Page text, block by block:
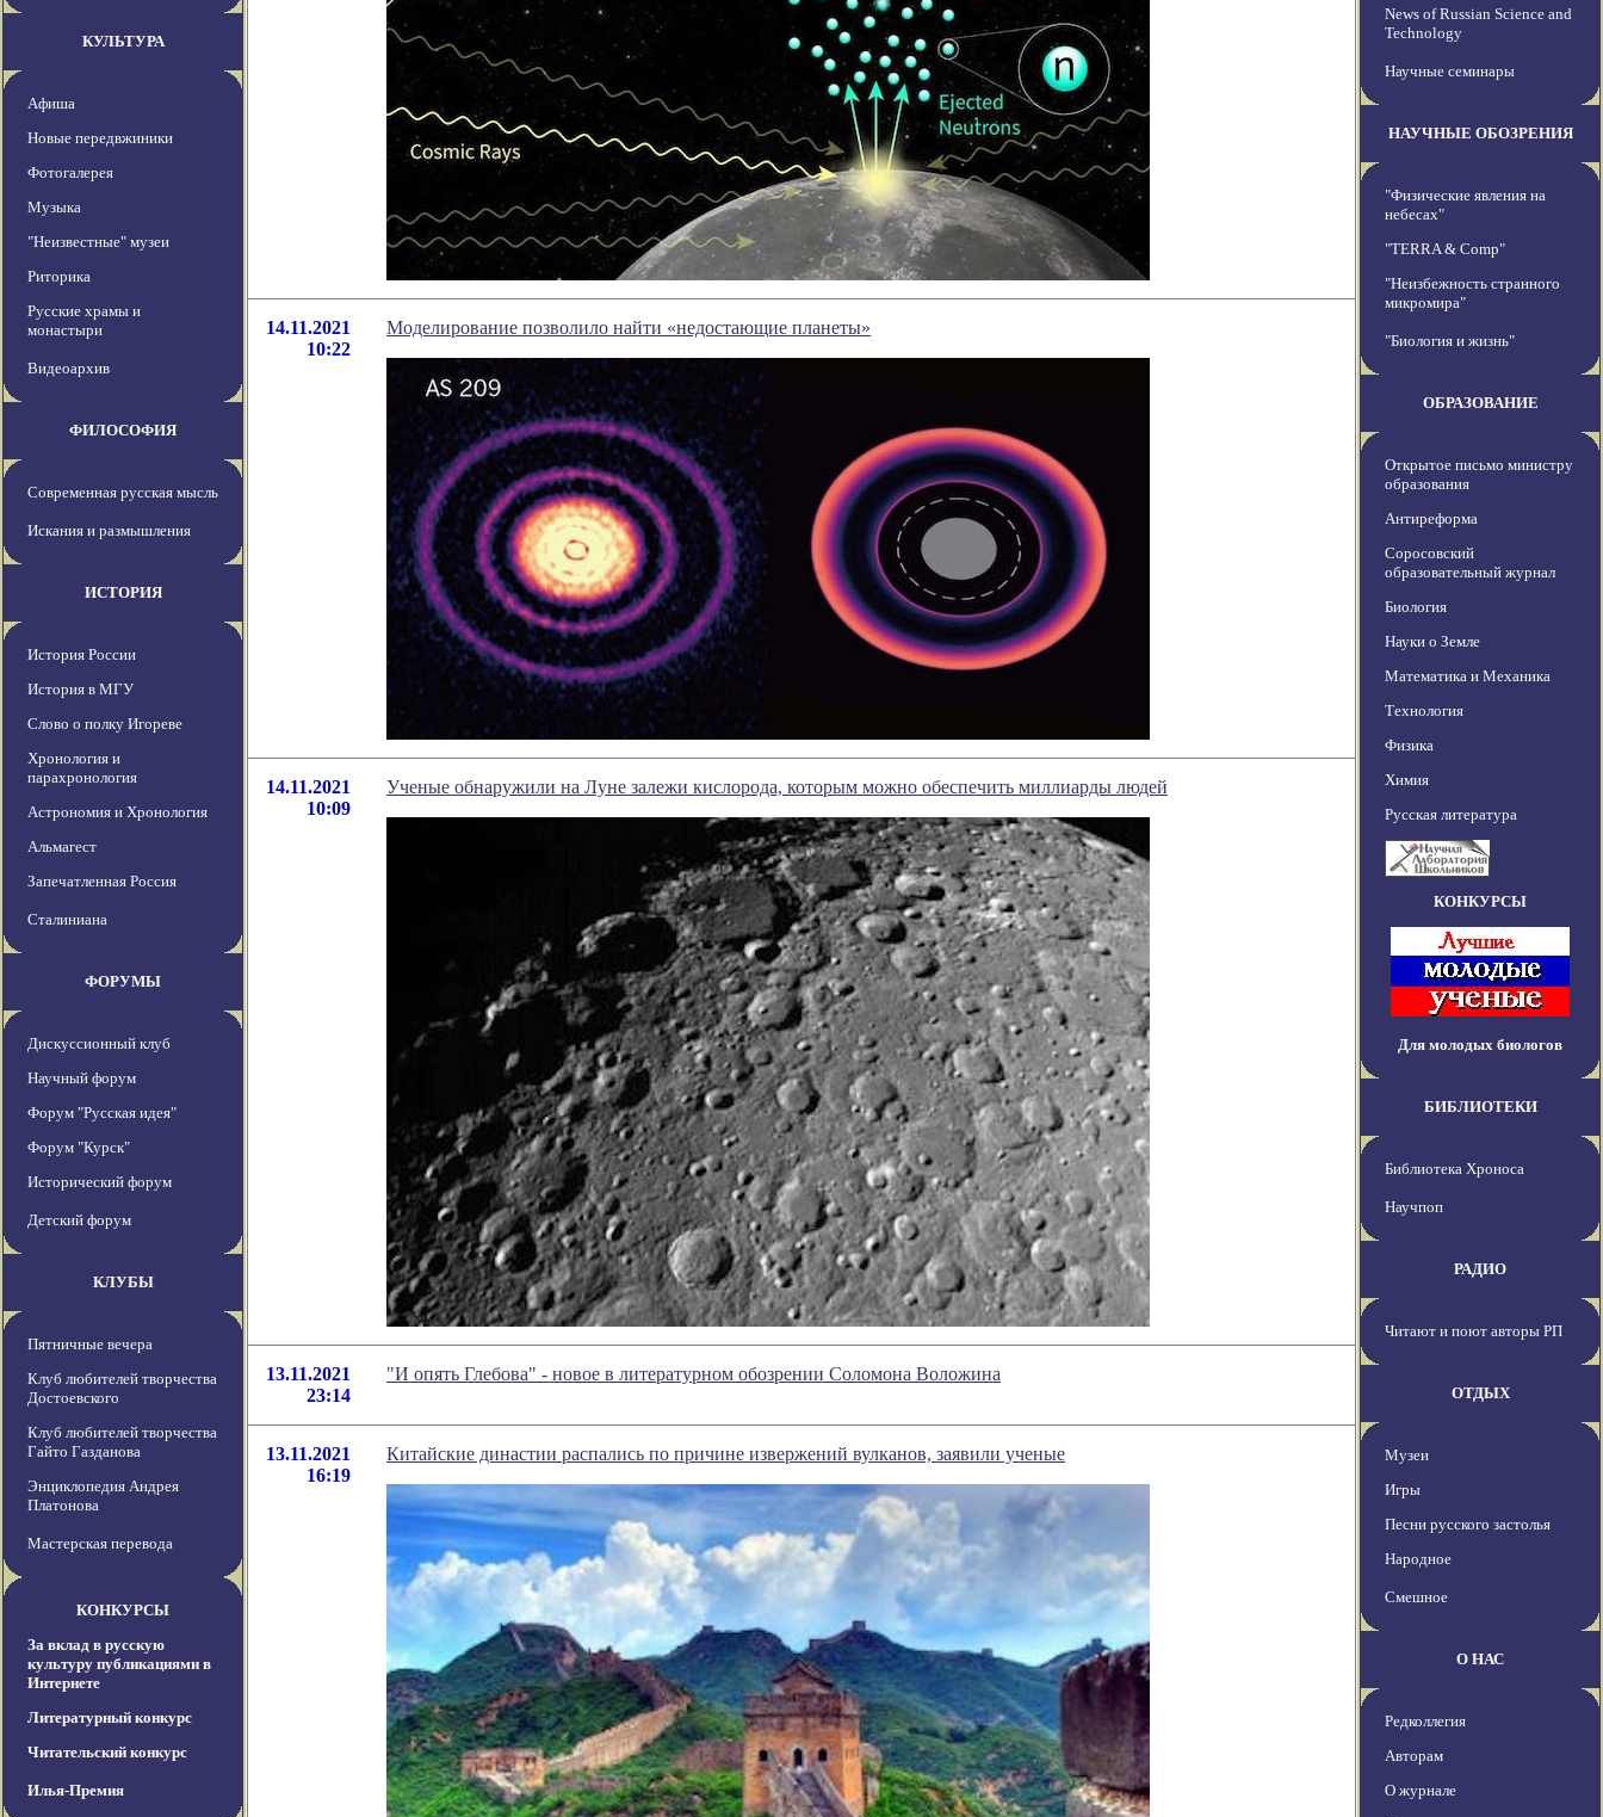
КУЛЬТУРА
Афиша
Новые передвжиники
Фотогалерея
Музыка
"Неизвестные" музеи
Риторика
Русские храмы и
монастыри
Видеоархив
ФИЛОСОФИЯ
Современная русская мысль
Искания и размышления
ИСТОРИЯ
История России
История в МГУ
Слово о полку Игореве
Хронология и
парахронология
Астрономия и Хронология
Альмагест
Запечатленная Россия
Сталиниана
ФОРУМЫ
Дискуссионный клуб
Научный форум
Форум "Русская идея"
Форум "Курск"
Исторический форум
Детский форум
КЛУБЫ
Пятничные вечера
Клуб любителей творчества
Достоевского
Клуб любителей творчества
Гайто Газданова
Энциклопедия Андрея
Платонова
Мастерская перевода
КОНКУРСЫ
За вклад в русскую
культуру публикациями в
Интернете
Литературный конкурс
Читательский конкурс
Илья-Премия
14.11.2021
10:22
Моделирование позволило найти «недостающие планеты»
14.11.2021
10:09
Ученые обнаружили на Луне залежи кислорода, которым можно обеспечить миллиарды людей
13.11.2021
23:14
"И опять Глебова" - новое в литературном обозрении Соломона Воложина
13.11.2021
16:19
Китайские династии распались по причине извержений вулканов, заявили ученые
News of Russian Science and
Technology
Научные семинары
НАУЧНЫЕ ОБОЗРЕНИЯ
"Физические явления на
небесах"
"TERRA & Comp"
"Неизбежность странного
микромира"
"Биология и жизнь"
ОБРАЗОВАНИЕ
Открытое письмо министру
образования
Антиреформа
Соросовский
образовательный журнал
Биология
Науки о Земле
Математика и Механика
Технология
Физика
Химия
Русская литература
КОНКУРСЫ
Для молодых биологов
БИБЛИОТЕКИ
Библиотека Хроноса
Научпоп
РАДИО
Читают и поют авторы РП
ОТДЫХ
Музеи
Игры
Песни русского застолья
Народное
Смешное
О НАС
Редколлегия
Авторам
О журнале